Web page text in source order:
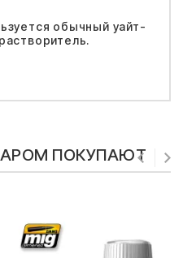
обычный уайт-
ПОКУПАЮТ